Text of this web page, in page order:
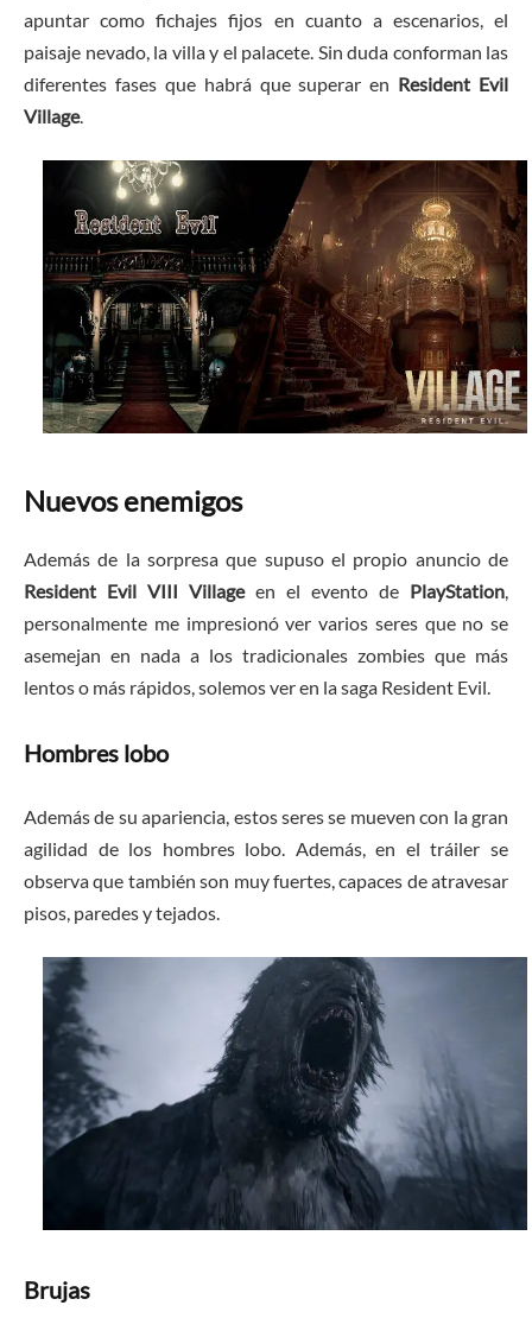
apuntar como fichajes fijos en cuanto a escenarios, el
paisaje nevado, la villa y el palacete. Sin duda conforman las
diferentes fases que habrá que superar en Resident Evil
Village.
Nuevos enemigos
Además de la sorpresa que supuso el propio anuncio de
Resident Evil VIII Villageen el evento de PlayStation
personalmente me impresionó ver varios seres que no se
asemejan en nada a los tradicionales zombies que más
lentos o más rápidos, solemos ver en la saga Resident Evil.
Hombres lobo
Además de su apariencia, estos seres se mueven con la gran
agilidad de los hombres lobo. Además, en el tráiler se
observa que también son muy fuertes, capaces de atravesar
pisos, paredes y tejados.
Brujas